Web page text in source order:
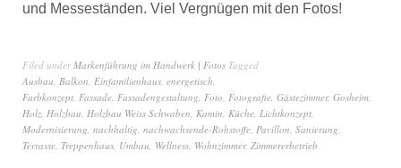
und Messeständen. Viel Vergnügen mit den Fotos!
Filed underMarkenführung im Handwerk | Fotos Tagged
Ausbau, Balkon, Einfamilienhaus, energetisch,
Farbkonzept, Fassade, Fassadengestaltung, Foto, Fotografie, Gästezimmer, Gosheim,
Holz, Holzbau, Holzbau Weiss Schwaben, Kamin, Küche, Lichtkonzept,
Modernisierung, nachhaltig, nachwachsende-Rohstoffe, Pavillon, Sanierung,
Terrasse, Treppenhaus, Umbau, Wellness, Wohnzimmer, Zimmererbetrieb